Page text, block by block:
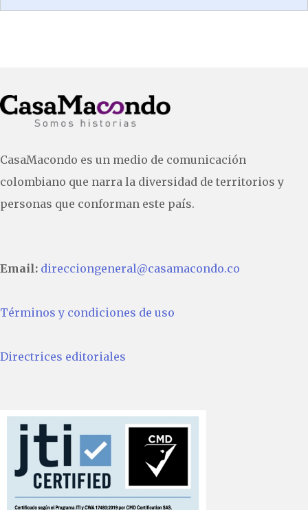
CasaMacondo es un medio de comunicación
colombiano que narra la diversidad de territorios y
personas que conforman este país.
Email: direcciongeneral@casamacondo.co
Términos y condiciones de uso
Directrices editoriales